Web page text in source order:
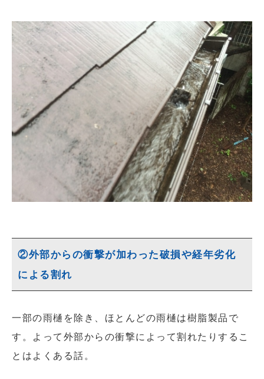
②外部からの衝撃が加わった破損や経年劣化
による割れ
一部の雨樋を除き、ほとんどの雨樋は樹脂製品で
す。よって外部からの衝撃によって割れたりするこ
とはよくある話。